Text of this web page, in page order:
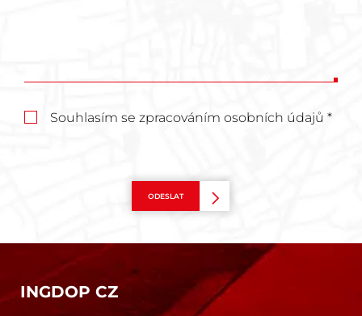
Souhlasím se zpracováním osobních údajů *
ODESLAT
INGDOP CZ